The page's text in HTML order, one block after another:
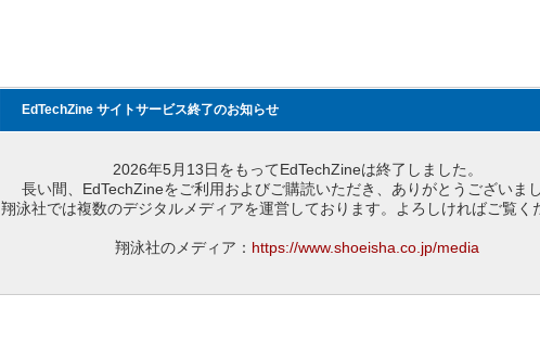
EdTechZine サイトサービス終了のお知らせ
2026年5月13日をもってEdTechZineは終了しました。
長い間、EdTechZineをご利用およびご購読いただき、ありがとうございまし
翔泳社では複数のデジタルメディアを運営しております。よろしければご覧く
翔泳社のメディア： https://www.shoeisha.co.jp/media